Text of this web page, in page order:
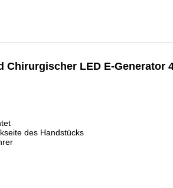
Chirurgischer LED E-Generator
des Handstücks